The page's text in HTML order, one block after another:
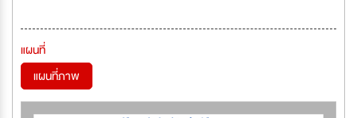
แผนที่
แผนที่ภาพ